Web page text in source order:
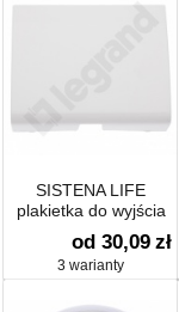
SISTENA LIFE
plakietka do wyjścia
kablowego
od 30,09 zł
3 warianty